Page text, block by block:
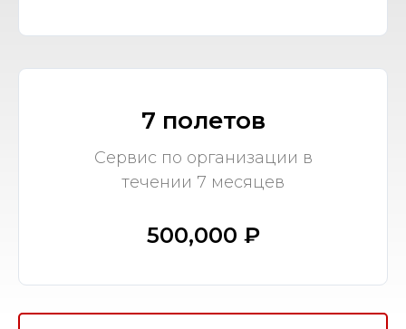
7 полетов
Сервис по организации в
течении 7 месяцев
500,000 ₽